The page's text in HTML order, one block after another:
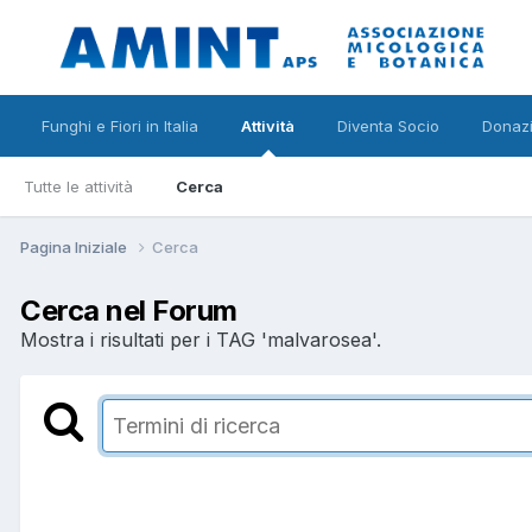
Funghi e Fiori in Italia Attività
Tutte le attività Cerca
Diventa Socio
Pagina Iniziale Cerca
Cerca nel Forum
Mostra i risultati per i TAG 'malvarosea'.